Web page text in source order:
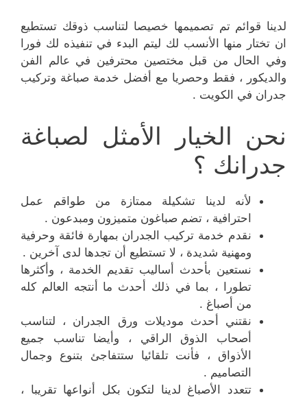
لدينا قوائم تم تصميمها خصيصا لتناسب ذوقك تستطيع
ان تختار منها الأنسب لك ليتم البدء في تنفيذه لك فورا
وفي الحال من قبل مختصين محترفين في عالم الفن
والديكور ، فقط وحصريا مع أفضل خدمة صباغة وتركيب
جدران في الكويت .
نحن الخيار الأمثل لصباغة
جدرانك ؟
لأنه لدينا تشكيلة ممتازة من طواقم عمل
احترافية ، تضم صباغون متميزون ومبدعون .
نقدم خدمة تركيب الجدران بمهارة فائقة وحرفية
ومهنية شديدة ، لا تستطيع أن تجدها لدى آخرين .
نستعين بأحدث أساليب تقديم الخدمة ، وأكثرها
تطورا ، بما في ذلك أحدث ما أنتجه العالم كله
من أصباغ .
نقتني أحدث موديلات ورق الجدران ، لتناسب
أصحاب الذوق الراقي ، وأيضا تناسب جميع
الأذواق ، فأنت تلقائيا ستتفاجئ بتنوع وجمال
التصاميم .
تتعدد الأصباغ لدينا لتكون بكل أنواعها تقريبا ،